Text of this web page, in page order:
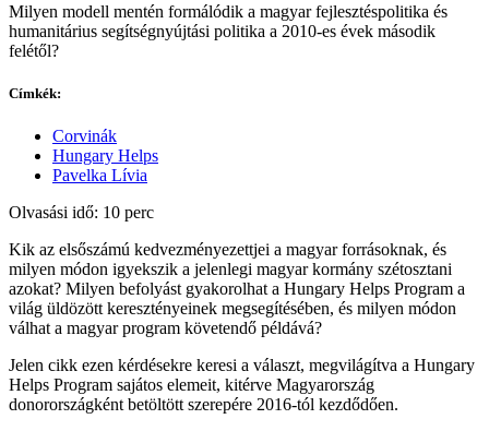
Milyen modell mentén formálódik a magyar fejlesztéspolitika és
humanitárius segítségnyújtási politika a 2010-es évek második
felétől?
Címkék:
Corvinák
Hungary Helps
Pavelka Lívia
Olvasási idő: 10 perc
Kik az elsőszámú kedvezményezettjei a magyar forrásoknak, és
milyen módon igyekszik a jelenlegi magyar kormány szétosztani
azokat? Milyen befolyást gyakorolhat a Hungary Helps Program a
világ üldözött keresztényeinek megsegítésében, és milyen módon
válhat a magyar program követendő példává?
Jelen cikk ezen kérdésekre keresi a választ, megvilágítva a Hungary
Helps Program sajátos elemeit, kitérve Magyarország
donorországként betöltött szerepére 2016-tól kezdődően.